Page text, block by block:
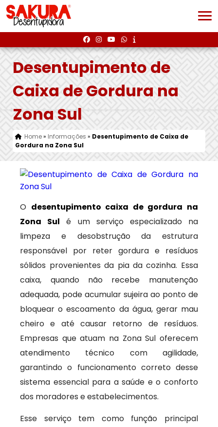
Desentupimento de
Caixa de Gordura na
Zona Sul
Home» Informações » Desentupimento de Caixa de
Gordura na Zona Sul
O desentupimento caixa de gordura na
Zona Sul é um serviço especializado na
limpeza e desobstrução da estrutura
responsável por reter gordura e resíduos
sólidos provenientes da pia da cozinha. Essa
caixa, quando não recebe manutenção
adequada, pode acumular sujeira ao ponto de
bloquear o escoamento da água, gerar mau
cheiro e até causar retorno de resíduos.
Empresas que atuam na Zona Sul oferecem
atendimento técnico com agilidade,
garantindo o funcionamento correto desse
sistema essencial para a saúde e o conforto
dos moradores e estabelecimentos.
Esse serviço tem como função principal